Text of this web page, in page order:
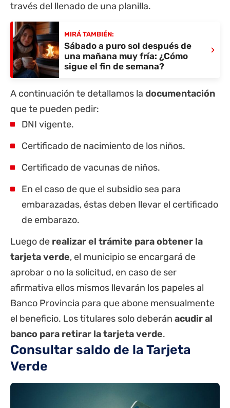
través del llenado de una planilla.
MIRÁ TAMBIÉN:
Sábado a puro sol después de
una mañana muy fría: ¿Cómo
sigue el fin de semana?
›
A continuación te detallamos la documentación
que te pueden pedir:
DNI vigente.
Certificado de nacimiento de los niños.
Certificado de vacunas de niños.
En el caso de que el subsidio sea para
embarazadas, éstas deben llevar el certificado
de embarazo.
Luego de realizar el trámite para obtener la
tarjeta verde, el municipio se encargará de
aprobar o no la solicitud, en caso de ser
afirmativa ellos mismos llevarán los papeles al
Banco Provincia para que abone mensualmente
el beneficio. Los titulares solo deberán acudir al
banco para retirar la tarjeta verde.
Consultar saldo de la Tarjeta
Verde